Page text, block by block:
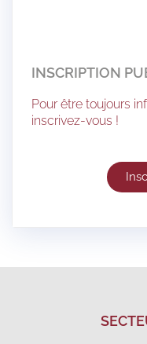
INSCRIPTION
Pour être toujours
inscrivez-vous !